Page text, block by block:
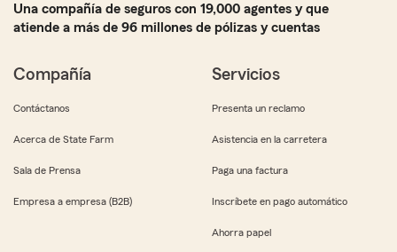
Una compañía de seguros con 19,000 agentes y que
atiende a más de 96 millones de pólizas y cuentas
Compañía
Contáctanos
Acerca de State Farm
Sala de Prensa
Empresa a empresa (B2B)
Servicios
Presenta un reclamo
Asistencia en la carretera
Paga una factura
Inscríbete en pago automático
Ahorra papel